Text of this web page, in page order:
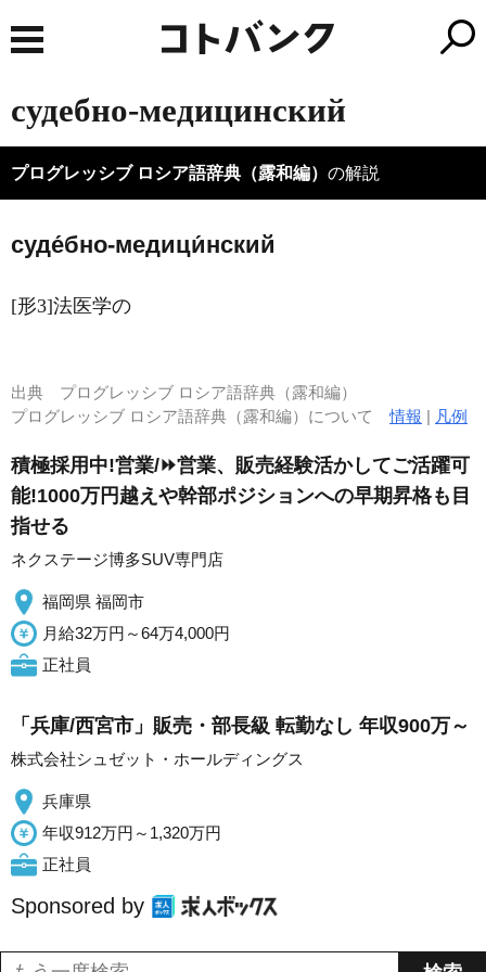
судебно-медицинский
プログレッシブ ロシア語辞典（露和編） の解説
суде́бно-медици́нский
[形3]法医学の
出典 プログレッシブ ロシア語辞典（露和編）
プログレッシブ ロシア語辞典（露和編）について情報 | 凡例
積極採用中!営業/⏩️営業、販売経験活かしてご活躍可
能!1000万円越えや幹部ポジションへの早期昇格も目
指せる
ネクステージ博多SUV専門店
福岡県 福岡市
月給32万円～64万4,000円
正社員
「兵庫/西宮市」販売・部長級 転勤なし 年収900万～
株式会社シュゼット・ホールディングス
兵庫県
年収912万円～1,320万円
正社員
Sponsored by